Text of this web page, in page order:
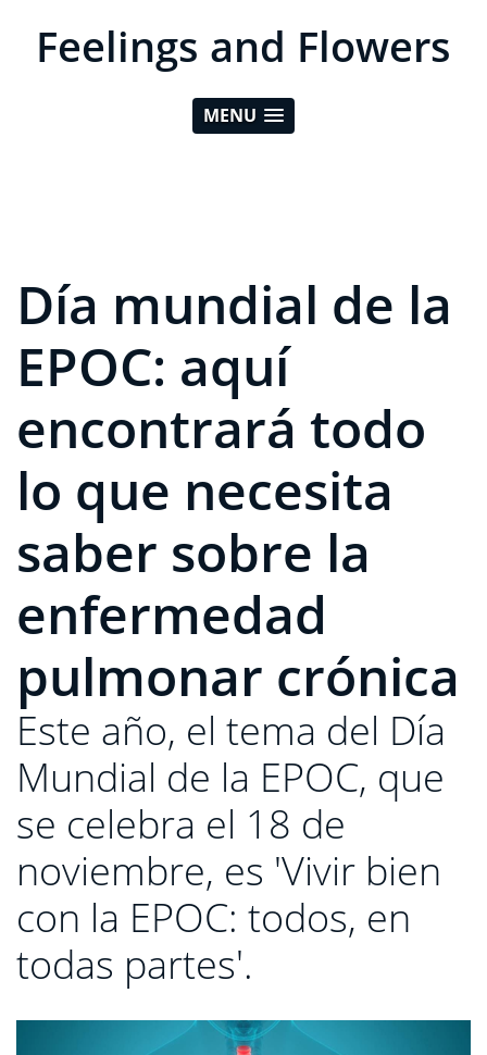
Feelings and Flowers
MENU
Día mundial de la
EPOC: aquí
encontrará todo
lo que necesita
saber sobre la
enfermedad
pulmonar crónica
Este año, el tema del Día
Mundial de la EPOC, que
se celebra el 18 de
noviembre, es 'Vivir bien
con la EPOC: todos, en
todas partes'.